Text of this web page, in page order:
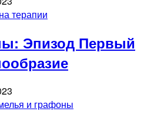
терапии
Эпизод Первый
и графоны